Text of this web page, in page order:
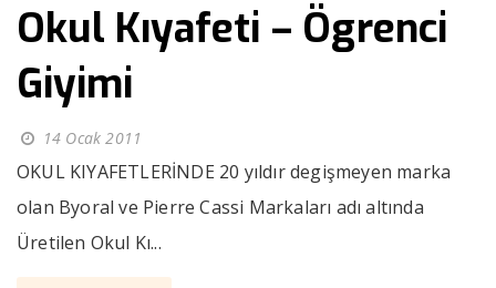
Okul Kıyafeti – Ögrenci
Giyimi
14 Ocak 2011
OKUL KIYAFETLERİNDE 20 yıldır degişmeyen marka
olan Byoral ve Pierre Cassi Markaları adı altında
Üretilen Okul Kı...